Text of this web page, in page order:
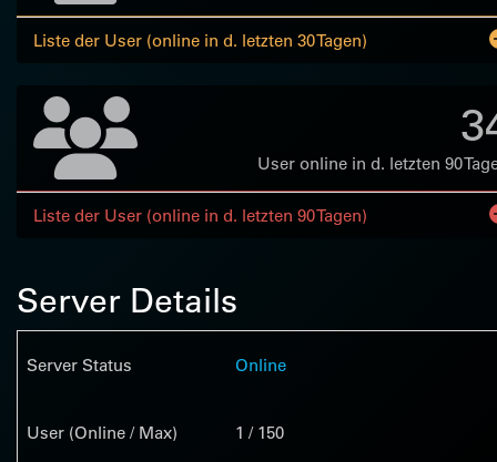
Liste der User (online in d. letzten 30 Tagen)
User online in d. letzten 90
Liste der User (online in d. letzten 90 Tagen)
Server Details
Server Status Online
User (Online / Max) 1 / 150